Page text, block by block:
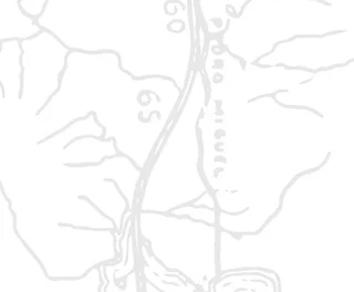
Shadowrun
Ich habe zu jedem dieser Hefte ein
Video gemacht das ihr in den
Produktbeschreibungen der
Einzelhefte finden könnt.